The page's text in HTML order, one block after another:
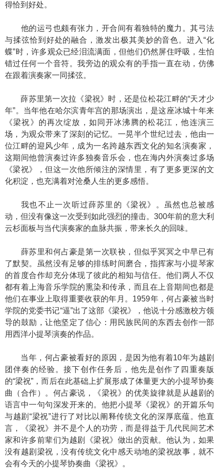
得恰到好处。
他的运弓也颇有张力，开合间有着独特的魔力。其弓法
与揉弦恰到好处的融合，激发出极其美妙的音色。进入“化
蝶”时，许多观众已经泪流满面，但他们仍然屏住呼吸，生怕
错过任何一个音符。我旁边的观众有的手指一直在动，仿佛
在跟着演奏家一同揉弦。
薛苏里第一次拉《梁祝》时，还是位松花江畔的“天才少
年”。当年他在哈尔滨青年宫的那场演出，是这座冰城十年来
《梁祝》的再次绽放，如同开冰沸腾的松花江，他连演三
场，为观众带来了深刻的记忆。一晃半个世纪过去，他由一
位江畔的迎风少年，成为一名跨越东西文化的知名演奏家，
这期间他曾演奏过许多独奏音乐会，也在海内外演奏过多场
《梁祝》，但这一次他所倾注的深情里，有了更多更深的文
化积淀，也充满着对沧桑人生的更多感悟。
我也不止一次听过薛苏里的《梁祝》。虽然也总被感
动，但没有像这一次受到如此强烈的撞击。300年前的意大利
云杉面板与当代演奏家的血脉共振，带来长久的回味。
薛苏里和何占豪是第一次联袂，但似乎冥冥之中早已有
了默契。虽然没有足够的排练时间磨合，指挥家与小提琴家
的首度合作却充分体现了彼此的相知与信任。他们两人不仅
都有着上海音乐学院的熏染和传承，而且在上音期间也都是
他们在事业上取得重要收获的年月。1959年，何占豪被当时
学院的党委书记“逼”出了这部《梁祝》，他说十分感激校方领
导的鼓励，让他坚定了信心：用民族民间的东西去创作一部
用西洋小提琴演奏的作品。
当年，何占豪被看好的原因，是因为他有着10年为越剧
团伴奏的经验。接下创作任务后，他先是创作了四重奏版
的“梁祝”，而后在此基础上扩展形成了体量更大的小提琴协奏
曲（合作）。何占豪说，《梁祝》的优美旋律就是从越剧的
语言中一句句深发开来的。他把小提琴《梁祝》的开篇乐句
与越剧“梁祝”进行了对比以阐释传统文化的深厚底蕴。他直
言，《梁祝》并不是个人的功劳，而是得益于几代民间艺术
家和许多前辈们为越剧《梁祝》做出的贡献。他认为，如果
没有越剧梁祝，没有传统文化中感天动地的梁祝故事，就不
会有今天的小提琴协奏曲《梁祝》。